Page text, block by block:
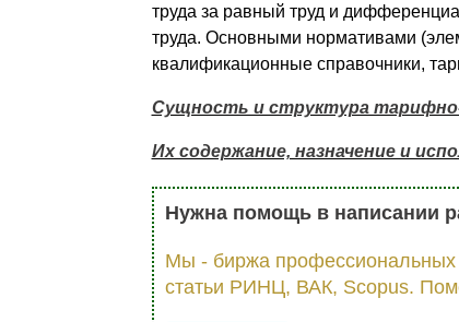
труда за равный труд и
труда. Основными нормативами
квалификационные справочники,
Сущность и структура
Их содержание, назначение и
Нужна помощь в написании
Мы - биржа профессиональных
статьи РИНЦ, ВАК, Scopus.